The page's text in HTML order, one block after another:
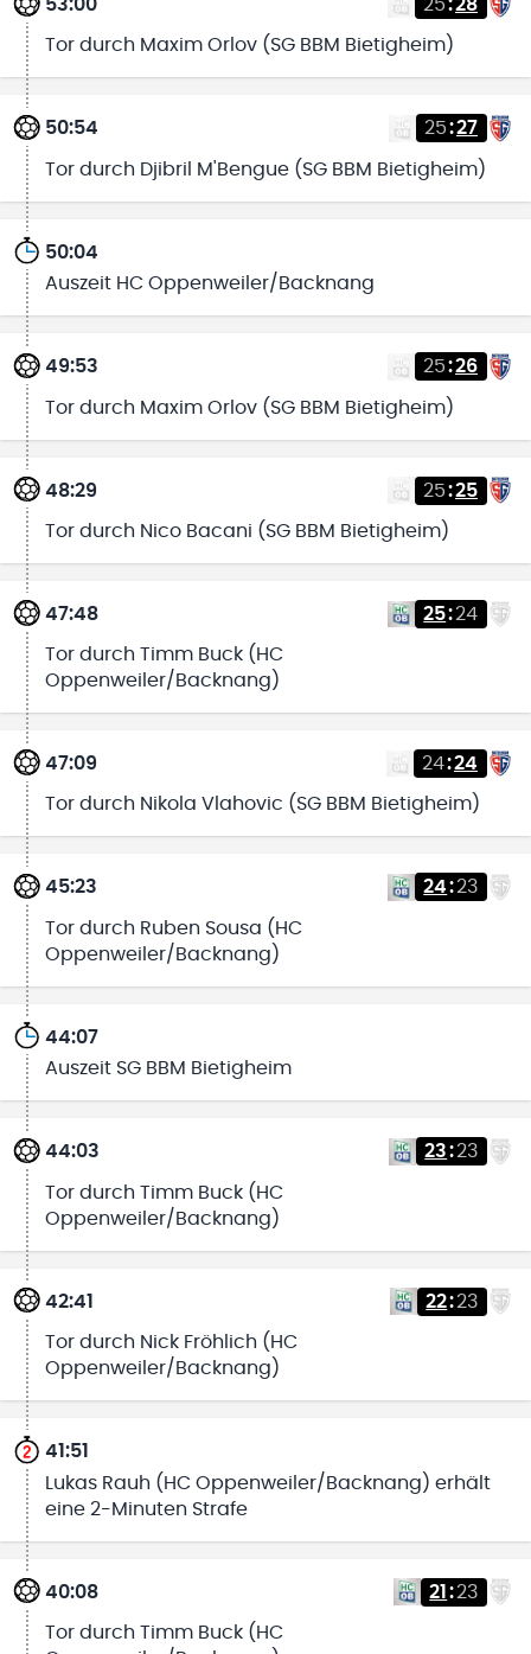
53:00 25:28
Tor durch Maxim Orlov (SG BBM Bietigheim)
50:54 25:27
Tor durch Djibril M'Bengue (SG BBM Bietigheim)
50:04
Auszeit HC Oppenweiler/Backnang
49:53 25:26
Tor durch Maxim Orlov (SG BBM Bietigheim)
48:29 25:25
Tor durch Nico Bacani (SG BBM Bietigheim)
47:48 25:24
Tor durch Timm Buck (HC
Oppenweiler/Backnang)
47:09 24:24
Tor durch Nikola Vlahovic (SG BBM Bietigheim)
45:23 24:23
Tor durch Ruben Sousa (HC
Oppenweiler/Backnang)
44:07
Auszeit SG BBM Bietigheim
44:03 23:23
Tor durch Timm Buck (HC
Oppenweiler/Backnang)
42:41 22:23
Tor durch Nick Fröhlich (HC
Oppenweiler/Backnang)
41:51
Lukas Rauh (HC Oppenweiler/Backnang) erhält
eine 2-Minuten Strafe
40:08 21 :23
Tor durch Timm Buck (HC